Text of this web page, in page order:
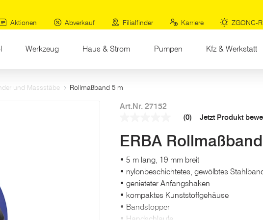
Aktionen
Abverkauf Filialfinder Karriere ZGONC-
Werkzeug Haus & Strom Pumpen Kfz & Werkstatt
und Massstäbe Rollmaßband 5 m
Art.Nr. 27152
Link
auf
Seite.
(0) Jetzt Produkt
ERBA
• 5 m lang, 19 mm breit
• nylonbeschichtetes, gewölbtes
• genieteter Anfangshaken
• kompaktes Kunststoffgehäuse
• Bandstopper